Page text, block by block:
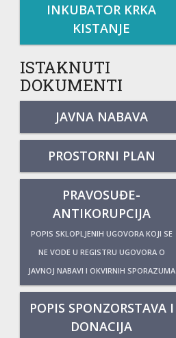
INKUBATOR KRKA
KISTANJE
ISTAKNUTI
DOKUMENTI
JAVNA NABAVA
PROSTORNI PLAN
PRAVOSUĐE-
ANTIKORUPCIJA
POPIS SKLOPLJENIH UGOVORA KOJI SE
NE VODE U REGISTRU UGOVORA O
JAVNOJ NABAVI I OKVIRNIH SPORAZUMA
POPIS SPONZORSTAVA I
DONACIJA